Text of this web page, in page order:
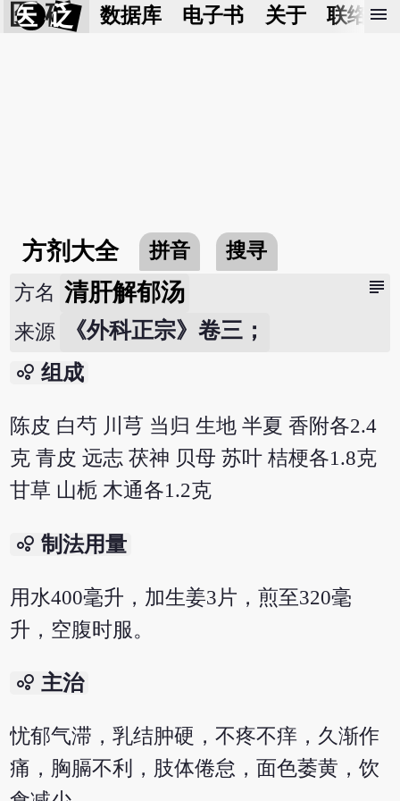
医 砭 数据库 电子书 关于 联络我
menu
方剂大全 拼音 搜寻
subject
方名 清肝解郁汤
来源 《外科正宗》卷三；
bubble_chart 组成
陈皮 白芍 川芎 当归 生地 半夏 香附各2.4
克 青皮 远志 茯神 贝母 苏叶 桔梗各1.8克
甘草 山栀 木通各1.2克
bubble_chart 制法用量
用水400毫升，加生姜3片，煎至320毫
升，空腹时服。
bubble_chart 主治
忧郁气滞，乳结肿硬，不疼不痒，久渐作
痛，胸膈不利，肢体倦怠，面色萎黄，饮